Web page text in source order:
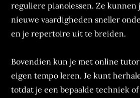
reguliere pianolessen. Ze kunnen
nieuwe vaardigheden sneller
en je repertoire uit te breiden.
Bovendien kun je met online
eigen tempo leren. Je kunt
totdat je een bepaalde techniek